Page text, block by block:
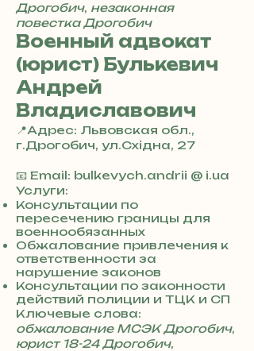
Дрогобич, незаконная
повестка Дрогобич
Военный адвокат
(юрист) Булькевич
Андрей
Владиславович
📍Адрес: Львовская обл.,
г.Дрогобич, ул.Східна, 27
3
8
0
7
3
0
4
8
5
7
8
4
📧 Email: bulkevych.andrii @ i.ua
Услуги:
Консультации по
пересечению границы для
военнообязанных
Обжалование привлечения к
ответственности за
нарушение законов
Консультации по законности
действий полиции и ТЦК и СП
Ключевые слова:
обжалование МСЭК Дрогобич,
юрист 18-24 Дрогобич,